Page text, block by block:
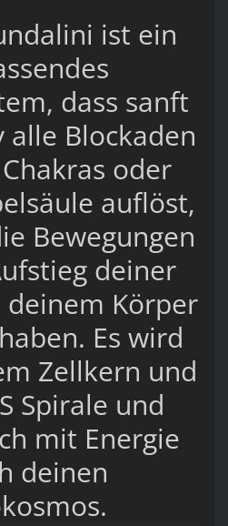
ist ein
dass sanft
Blockaden
oder
auflöst,
Bewegungen
deiner
Körper
Es wird
Zellkern und
Spirale und
mit Energie
deinen